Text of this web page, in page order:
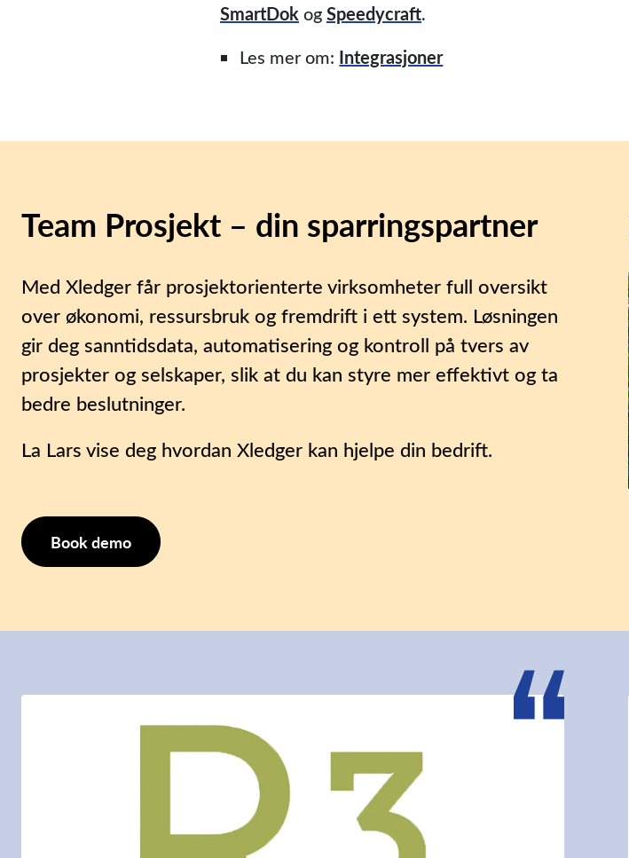
SmartDokogSpeedycraft.
Les mer om: Integrasjoner
Team Prosjekt – din sparringspartner
Med Xledger får prosjektorienterte virksomheter full oversikt
over økonomi, ressursbruk og fremdrift i ett system. Løsningen
gir deg sanntidsdata, automatisering og kontroll på tvers av
prosjekter og selskaper, slik at du kan styre mer effektivt og ta
bedre beslutninger.
La Lars vise deg hvordan Xledger kan hjelpe din bedrift.
Book demo